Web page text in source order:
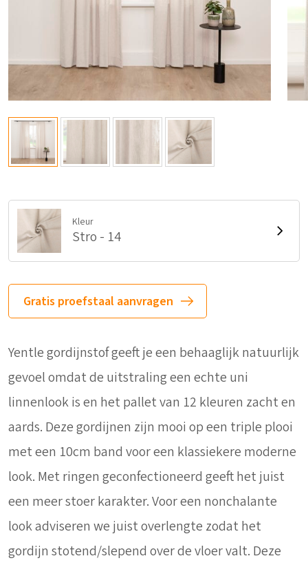
Kleur
Stro - 14
Gratis proefstaal aanvragen
Yentle gordijnstof geeft je een behaaglijk natuurlijk
gevoel omdat de uitstraling een echte uni
linnenlook is en het pallet van 12 kleuren zacht en
aards. Deze gordijnen zijn mooi op een triple plooi
met een 10cm band voor een klassiekere moderne
look. Met ringen geconfectioneerd geeft het juist
een meer stoer karakter. Voor een nonchalante
look adviseren we juist overlengte zodat het
gordijn stotend/slepend over de vloer valt. Deze